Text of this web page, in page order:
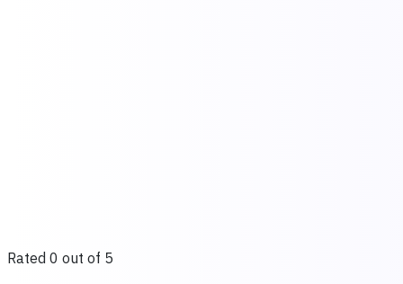
Rated 0 out of 5